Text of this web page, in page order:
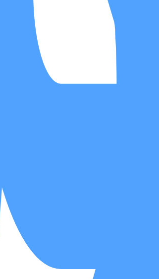
— namun tidak selalu bisa hadir setiap
dijalani sendirian.